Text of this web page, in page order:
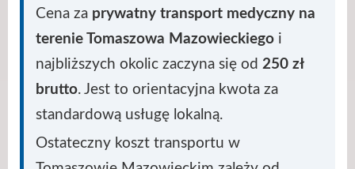
Cena za prywatny transport medyczny na
terenie Tomaszowa Mazowieckiego i
najbliższych okolic zaczyna się od 250 zł
brutto. Jest to orientacyjna kwota za
standardową usługę lokalną.
Ostateczny koszt transportu w